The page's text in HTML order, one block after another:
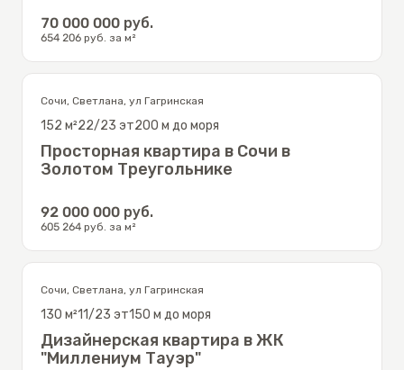
70 000 000 руб.
654 206 руб. за м²
Сочи, Светлана, ул Гагринская
152 м²22/23 эт200 м до моря
Просторная квартира в Сочи в
Золотом Треугольнике
92 000 000 руб.
605 264 руб. за м²
Сочи, Светлана, ул Гагринская
130 м²11/23 эт150 м до моря
Дизайнерская квартира в ЖК
"Миллениум Тауэр"